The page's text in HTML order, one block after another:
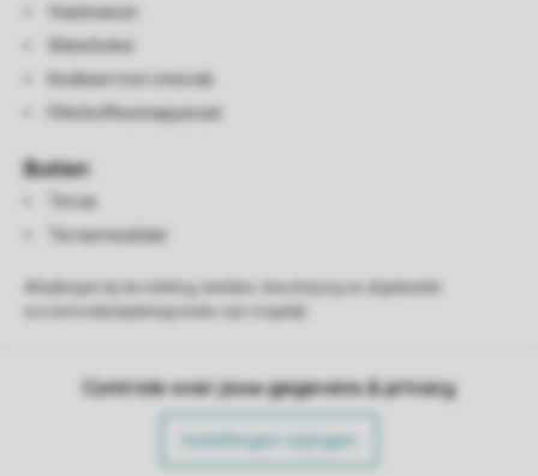
Vaatwasser
Waterkoker
Koelkast met vriesvak
Filterkoffiezetapparaat
Buiten
Terras
Terrasmeubilair
Controle over jouw gegevens & privacy
Instellingen wijzigen